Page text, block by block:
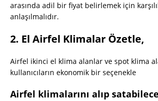
arasında adil bir fiyat belirlemek için
anlaşılmalıdır.
2. El Airfel Klimalar Özetle,
Airfel ikinci el klima alanlar ve spot klima
kullanıcıların ekonomik bir seçenekle
Airfel klimalarını alıp